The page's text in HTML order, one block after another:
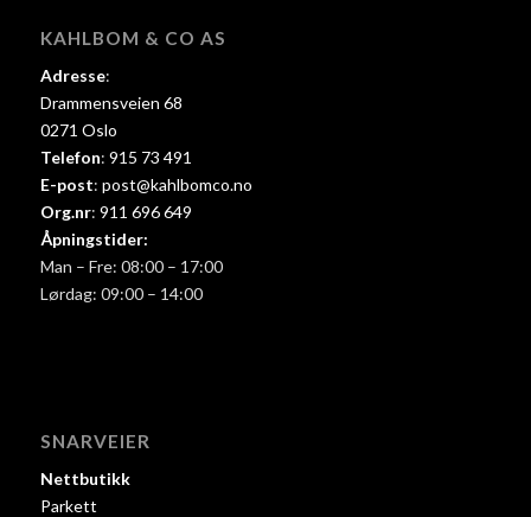
KAHLBOM & CO AS
Adresse:
Drammensveien 68
0271 Oslo
Telefon: 915 73 491
E-post: post@kahlbomco.no
Org.nr: 911 696 649
Åpningstider:
Man – Fre: 08:00 – 17:00
Lørdag: 09:00 – 14:00
SNARVEIER
Nettbutikk
Parkett